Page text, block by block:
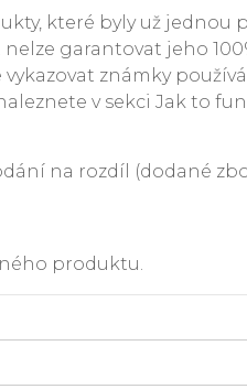
které byly už jednou
nelze garantovat jeho
známky
v sekci Jak to
na rozdíl (dodané
produktu.